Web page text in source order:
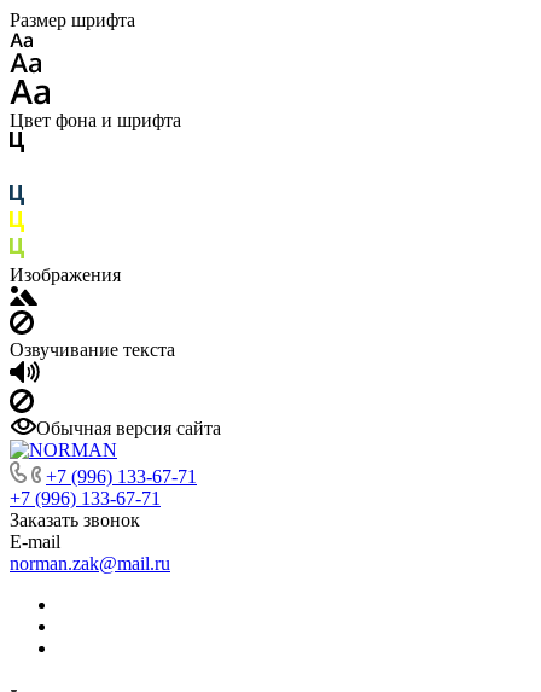
Размер шрифта
Цвет фона и шрифта
Изображения
Озвучивание текста
Обычная версия сайта
+7 (996) 133-67-71
+7 (996) 133-67-71
Заказать звонок
E-mail
norman.zak@mail.ru